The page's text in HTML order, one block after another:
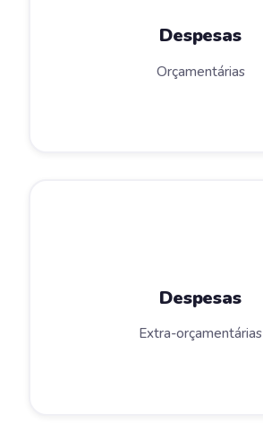
Despesas
Orçamentárias
Despesas
Extra-orçamentárias